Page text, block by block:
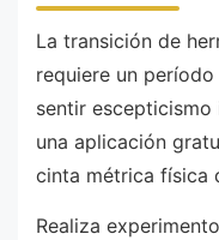
La transición de
requiere un
sentir
una aplicación
cinta métrica física
Realiza